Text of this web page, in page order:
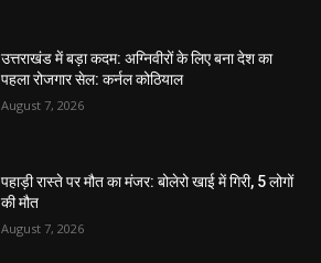
उत्तराखंड में बड़ा कदम: अग्निवीरों के लिए बना देश का
पहला रोजगार सेल: कर्नल कोठियाल
August 7, 2026
पहाड़ी रास्ते पर मौत का मंजर: बोलेरो खाई में गिरी, 5 लोगों
की मौत
August 7, 2026